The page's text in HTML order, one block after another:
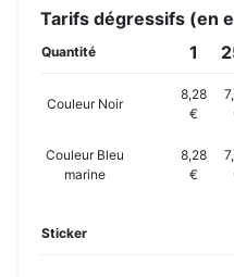
Tarifs dégressifs (en
Quantité 1
Couleur Noir
8,28
€
Couleur Bleu
marine
8,28
€
Sticker